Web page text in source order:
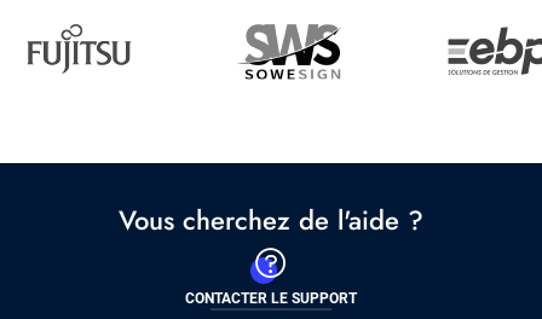
Partenaire
Vous cherchez de l'aide ?
CONTACTER LE SUPPORT